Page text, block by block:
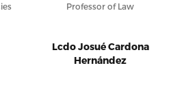
Professor of Law
Lcdo Josué Cardona
Hernández